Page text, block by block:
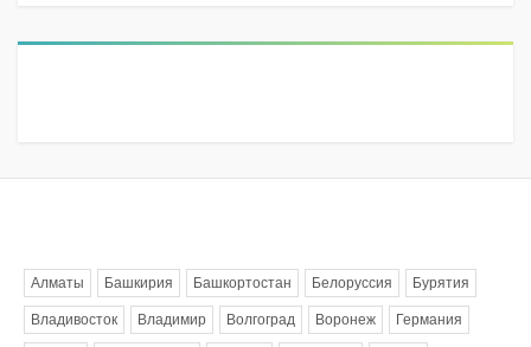
Алматы Башкирия Башкортостан Белоруссия Бурятия
Владивосток Владимир Волгоград Воронеж Германия